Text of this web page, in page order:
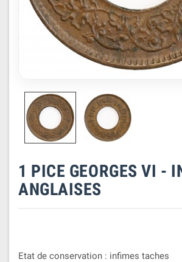
1 PICE GEORGES VI -
ANGLAISES
Etat de conservation : infimes taches